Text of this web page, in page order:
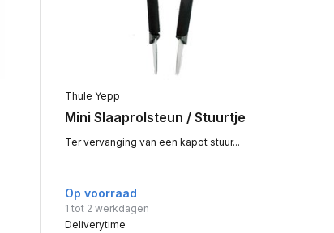
Thule Yepp
Mini Slaaprolsteun / Stuurtje
Ter vervanging van een kapot stuur...
Op voorraad
1 tot 2 werkdagen
Deliverytime